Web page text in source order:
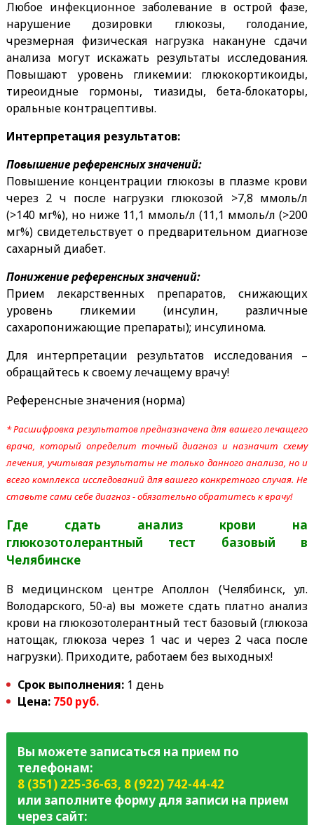
Любое инфекционное заболевание в острой фазе,
нарушение дозировки глюкозы, голодание,
чрезмерная физическая нагрузка накануне сдачи
анализа могут искажать результаты исследования.
Повышают уровень гликемии: глюкокортикоиды,
тиреоидные гормоны, тиазиды, бета-блокаторы,
оральные контрацептивы.
Интерпретация результатов:
Повышение референсных значений:
Повышение концентрации глюкозы в плазме крови
через 2 ч после нагрузки глюкозой >7,8 ммоль/л
(>140 мг%), но ниже 11,1 ммоль/л (11,1 ммоль/л (>200
мг%) свидетельствует о предварительном диагнозе
сахарный диабет.
Понижение референсных значений:
Прием лекарственных препаратов, снижающих
уровень гликемии (инсулин, различные
сахаропонижающие препараты); инсулинома.
Для интерпретации результатов исследования –
обращайтесь к своему лечащему врачу!
Референсные значения (норма)
* Расшифровка результатов предназначена для вашего лечащего
врача, который определит точный диагноз и назначит схему
лечения, учитывая результаты не только данного анализа, но и
всего комплекса исследований для вашего конкретного случая. Не
ставьте сами себе диагноз - обязательно обратитесь к врачу!
Где сдать анализ крови на
глюкозотолерантный тест базовый в
Челябинске
В медицинском центре Аполлон (Челябинск, ул.
Володарского, 50-а) вы можете сдать платно анализ
крови на глюкозотолерантный тест базовый (глюкоза
натощак, глюкоза через 1 час и через 2 часа после
нагрузки). Приходите, работаем без выходных!
Срок выполнения:1 день
Цена: 750 руб.
Вы можете записаться на прием по
телефонам:
8 (351) 225-36-63, 8 (922) 742-44-42
или заполните форму для записи на прием
через сайт: